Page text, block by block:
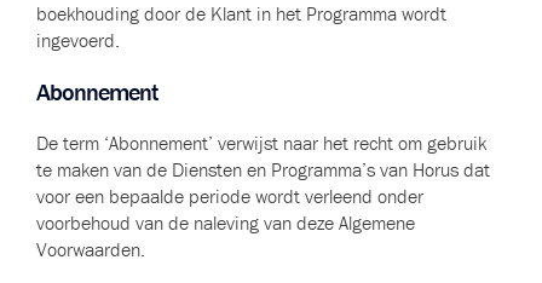
boekhouding door de Klant in het Programma wordt
ingevoerd.
Abonnement
De term ‘Abonnement’ verwijst naar het recht om gebruik
te maken van de Diensten en Programma’s van Horus dat
voor een bepaalde periode wordt verleend onder
voorbehoud van de naleving van deze Algemene
Voorwaarden.